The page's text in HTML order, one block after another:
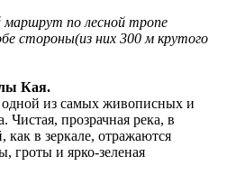
по лесной тропе
стороны(из них 300 м крутого
Кая.
одной из самых живописных и
Чистая, прозрачная река, в
как в зеркале, отражаются
гроты и ярко-зеленая